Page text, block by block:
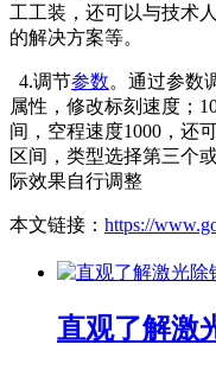
工工装，还可以与技术
的解决方案等。
4.调节参数。通过参数
属性，修改标刻速度；
间，空程速度1000，还
区间，类型选择第三个
际效果自行调整
本文链接： https://
直观了解激